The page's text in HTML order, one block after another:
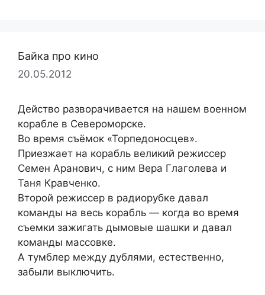
Байка про кино
20.05.2012
Действо разворачивается на нашем военном
корабле в Североморске.
Во время съёмок «Торпедоносцев».
Приезжает на корабль великий режиссер
Семен Аранович, с ним Вера Глаголева и
Таня Кравченко.
Второй режиссер в радиорубке давал
команды на весь корабль — когда во время
съемки зажигать дымовые шашки и давал
команды массовке.
А тумблер между дублями, естественно,
забыли выключить.